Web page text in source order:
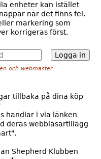
enheter kan istället
när det finns fel.
markering som
korrigeras först.
och webmaster.
tillbaka på dina köp
handlar i via länken
deras webbläsartillägg
Shepherd Klubben